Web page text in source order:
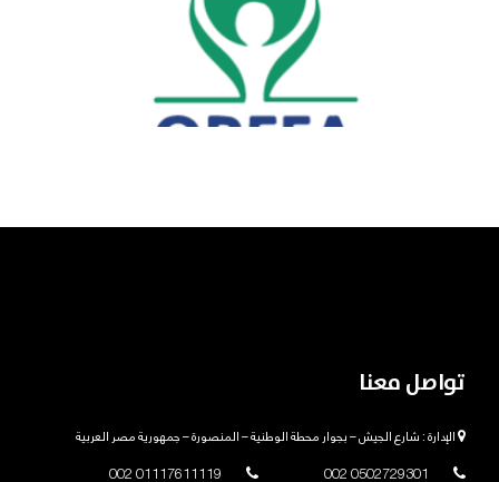
تواصل معنا
الإدارة : شارع الجيش – بجوار محطة الوطنية – المنصورة – جمهورية مصر العربية